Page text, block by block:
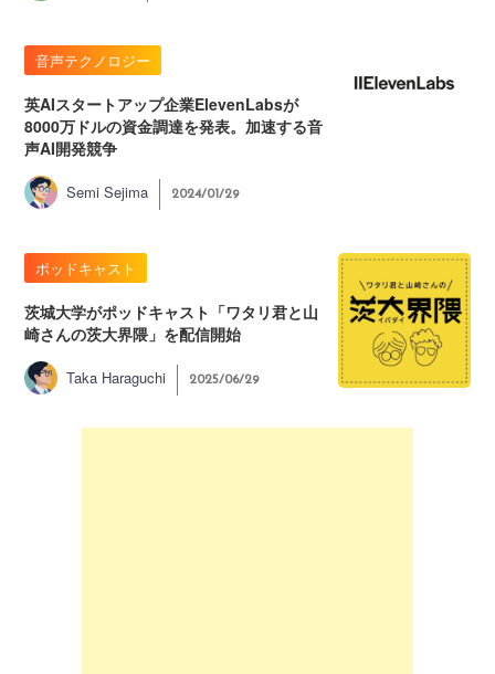
音声テクノロジー
英AIスタートアップ企業ElevenLabsが
8000万ドルの資金調達を発表。加速する音
声AI開発競争
Semi Sejima 2024/01/29
ポッドキャスト
茨城大学がポッドキャスト「ワタリ君と山
崎さんの茨大界隈」を配信開始
Taka Haraguchi 2025/06/29